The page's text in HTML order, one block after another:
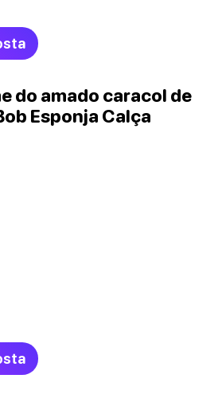
do amado caracol de
Esponja Calça